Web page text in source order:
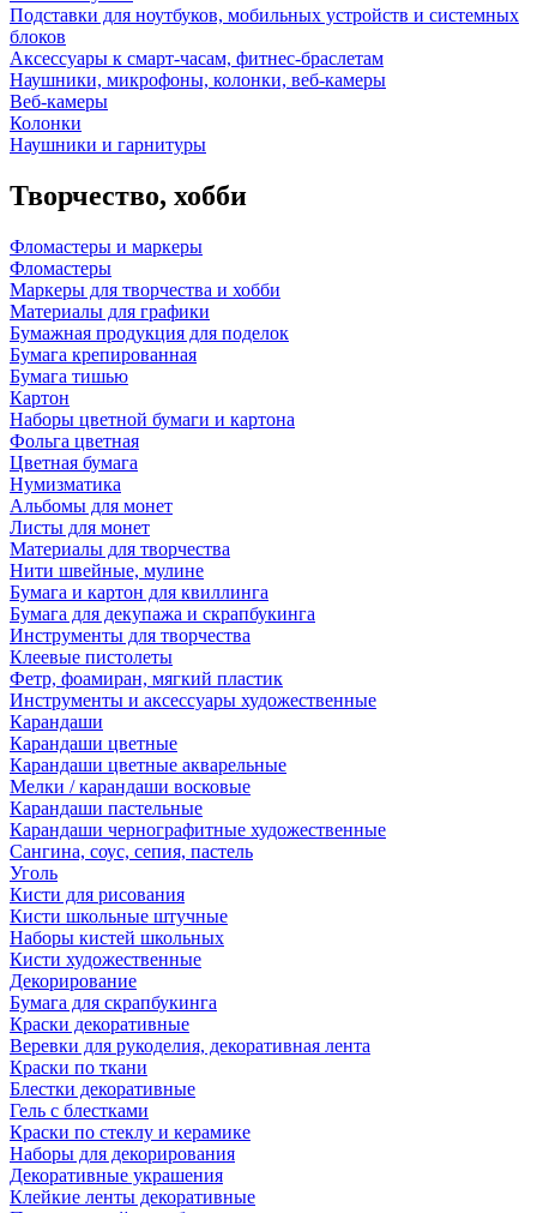
Подставки для ноутбуков, мобильных устройств и системных
блоков
Аксессуары к смарт-часам, фитнес-браслетам
Наушники, микрофоны, колонки, веб-камеры
Веб-камеры
Колонки
Наушники и гарнитуры
Творчество, хобби
Фломастеры и маркеры
Фломастеры
Маркеры для творчества и хобби
Материалы для графики
Бумажная продукция для поделок
Бумага крепированная
Бумага тишью
Картон
Наборы цветной бумаги и картона
Фольга цветная
Цветная бумага
Нумизматика
Альбомы для монет
Листы для монет
Материалы для творчества
Нити швейные, мулине
Бумага и картон для квиллинга
Бумага для декупажа и скрапбукинга
Инструменты для творчества
Клеевые пистолеты
Фетр, фоамиран, мягкий пластик
Инструменты и аксессуары художественные
Карандаши
Карандаши цветные
Карандаши цветные акварельные
Мелки / карандаши восковые
Карандаши пастельные
Карандаши чернографитные художественные
Сангина, соус, сепия, пастель
Уголь
Кисти для рисования
Кисти школьные штучные
Наборы кистей школьных
Кисти художественные
Декорирование
Бумага для скрапбукинга
Краски декоративные
Веревки для рукоделия, декоративная лента
Краски по ткани
Блестки декоративные
Гель с блестками
Краски по стеклу и керамике
Наборы для декорирования
Декоративные украшения
Клейкие ленты декоративные